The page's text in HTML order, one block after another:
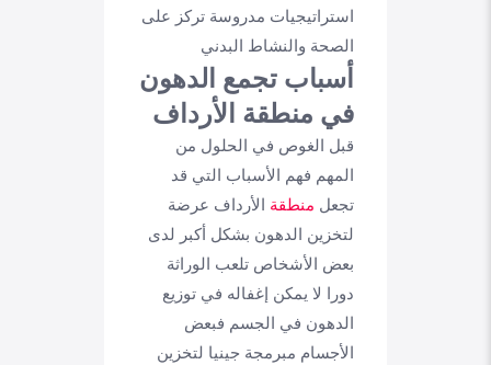
استراتيجيات مدروسة تركز على
الصحة والنشاط البدني
أسباب تجمع الدهون
في منطقة الأرداف
قبل الغوص في الحلول من
المهم فهم الأسباب التي قد
تجعل منطقة الأرداف عرضة
لتخزين الدهون بشكل أكبر لدى
بعض الأشخاص تلعب الوراثة
دورا لا يمكن إغفاله في توزيع
الدهون في الجسم فبعض
الأجسام مبرمجة جينيا لتخزين